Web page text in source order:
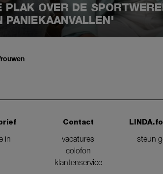
OVER DE
PANIEKAANVALLEN'
in
Contact
vacatures
colofon
klantenservice
steun